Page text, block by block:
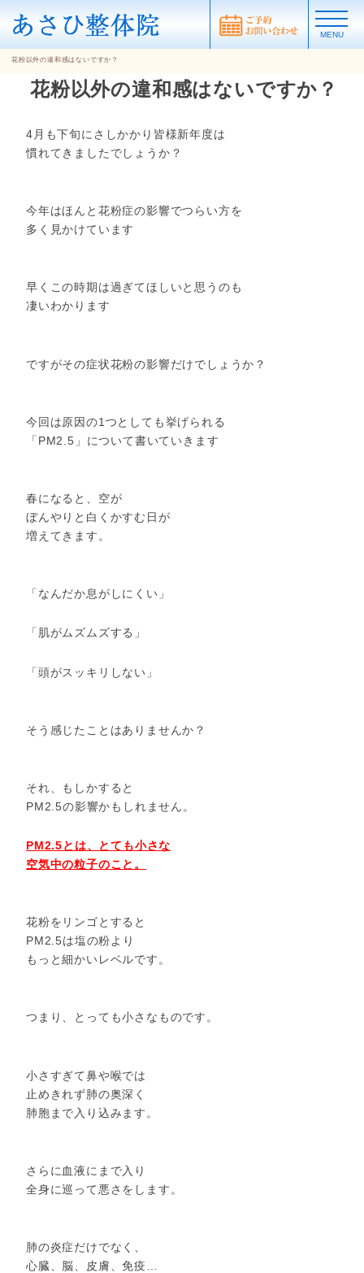
MENU
花粉以外の違和感はないですか？
花粉以外の違和感はないですか？
4月も下旬にさしかかり皆様新年度は
慣れてきましたでしょうか？
今年はほんと花粉症の影響でつらい方を
多く見かけています
早くこの時期は過ぎてほしいと思うのも
凄いわかります
ですがその症状花粉の影響だけでしょうか？
今回は原因の1つとしても挙げられる
「PM2.5」について書いていきます
春になると、空が
ぼんやりと白くかすむ日が
増えてきます。
「なんだか息がしにくい」
「肌がムズムズする」
「頭がスッキリしない」
そう感じたことはありませんか？
それ、もしかすると
PM2.5の影響かもしれません。
PM2.5とは、とても小さな
空気中の粒子のこと。
花粉をリンゴとすると
PM2.5は塩の粉より
もっと細かいレベルです。
つまり、とっても小さなものです。
小さすぎて鼻や喉では
止めきれず肺の奥深く
肺胞まで入り込みます。
さらに血液にまで入り
全身に巡って悪さをします。
肺の炎症だけでなく、
心臓、脳、皮膚、免疫…